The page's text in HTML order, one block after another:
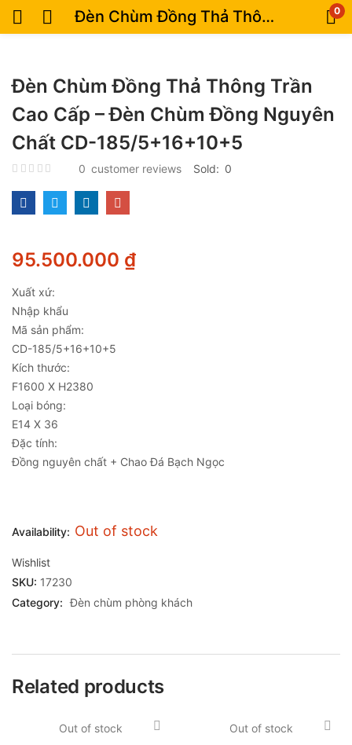
Đèn Chùm Đồng Thả Thông Trần Cao Cấp – Đèn Chùm Đồng Nguyên Chất CD-185/5+16+10+5 0
Đèn Chùm Đồng Thả Thông Trần
Cao Cấp – Đèn Chùm Đồng Nguyên
Chất CD-185/5+16+10+5
0 customer reviews Sold: 0
95.500.000 ₫
Xuất xứ:
Nhập khẩu
Mã sản phẩm:
CD-185/5+16+10+5
Kích thước:
F1600 X H2380
Loại bóng:
E14 X 36
Đặc tính:
Đồng nguyên chất + Chao Đá Bạch Ngọc
Availability: Out of stock
Wishlist
SKU: 17230
Category: Đèn chùm phòng khách
Related products
Out of stock Out of stock